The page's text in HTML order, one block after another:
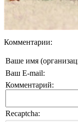
Комментарии:
Ваше имя
Ваш E-mail:
Комментарий:
Recaptcha: